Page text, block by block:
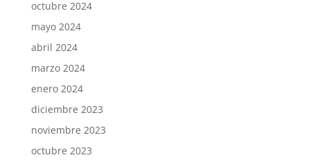
octubre 2024
mayo 2024
abril 2024
marzo 2024
enero 2024
diciembre 2023
noviembre 2023
octubre 2023